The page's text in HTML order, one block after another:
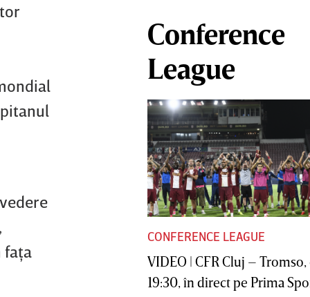
faţa
Conference
League
CONFERENCE LEAGUE
VIDEO | CFR Cluj – Tromso,
19:30, în direct pe Prima